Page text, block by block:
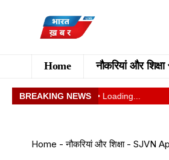
Home नौकरियां और शिक्षा
BREAKING NEWS • Loading...
Home -नौकरियां और शिक्षा- SJVN